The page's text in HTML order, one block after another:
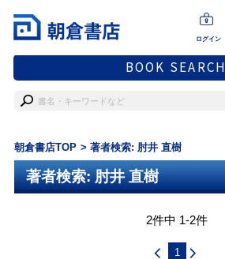
ログイン
BOOK SEARCH
朝倉書店TOP 著者検索: 肘井 直樹
著者検索: 肘井 直樹
2件中 1-2件
1